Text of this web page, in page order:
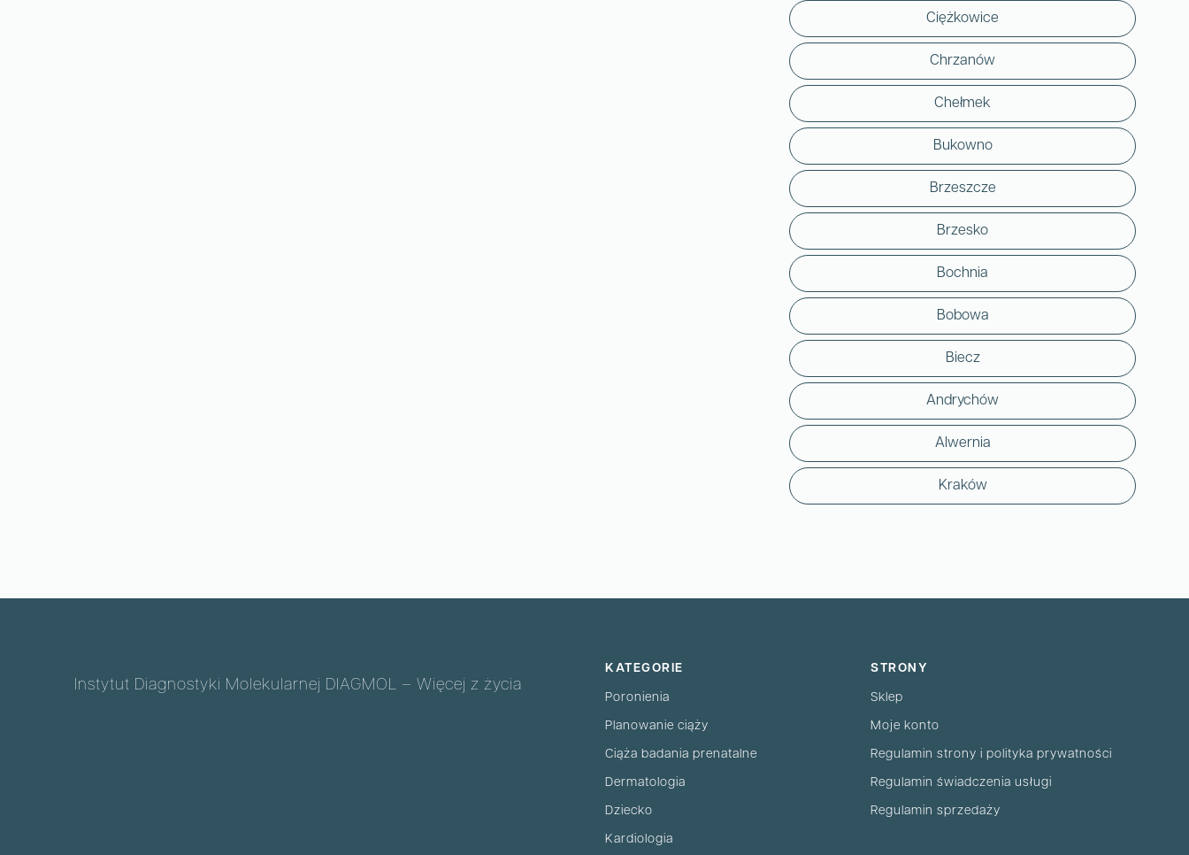
Ciężkowice
Chrzanów
Chełmek
Bukowno
Brzeszcze
Brzesko
Bochnia
Bobowa
Biecz
Andrychów
Alwernia
Kraków
Instytut Diagnostyki Molekularnej DIAGMOL – Więcej z życia
KATEGORIE
Poronienia
Planowanie ciąży
Ciąża badania prenatalne
Dermatologia
Dziecko
Kardiologia
STRONY
Sklep
Moje konto
Regulamin strony i polityka prywatności
Regulamin świadczenia usługi
Regulamin sprzedaży